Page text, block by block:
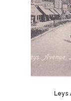
Leys